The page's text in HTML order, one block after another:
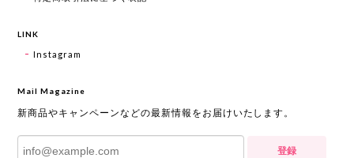
LINK
Instagram
Mail Magazine
新商品やキャンペーンなどの最新情報をお届けいたします。
登録